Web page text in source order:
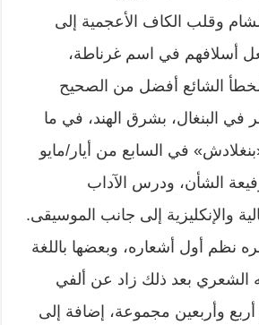
وقلب الكاف الأعجمية إلى
أسلافهم في اسم غرناطة،
الشائع أفضل من الصحيح
في البنغال، بشرق الهند، في ما
في السابع من أيار/مايو
رفيعة الشأن، ودرس الآداب
والإنكليزية إلى جانب الموسيقى.
نظم أول أشعاره، وبعضها باللغة
الشعري بعد ذلك زاد عن ألفي
وأربعين مجموعة، إضافة إلى